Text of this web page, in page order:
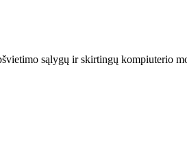
sąlygų ir skirtingų kompiuterio